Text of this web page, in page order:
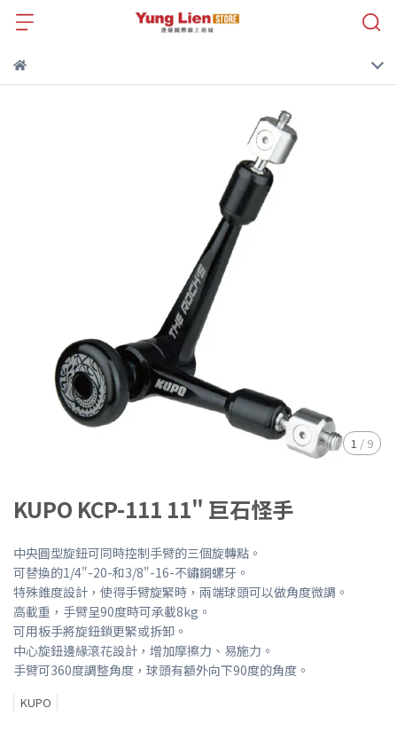
1 / 9
KUPO KCP-111 11" 巨石怪手
中央圓型旋鈕可同時控制手臂的三個旋轉點。
可替換的1/4"-20-和3/8"-16-不鏽鋼螺牙。
特殊錐度設計，使得手臂旋緊時，兩端球頭可以做角度微調。
高載重，手臂呈90度時可承載8kg。
可用板手將旋鈕鎖更緊或拆卸。
中心旋鈕邊緣滾花設計，增加摩擦力、易施力。
手臂可360度調整角度，球頭有額外向下90度的角度。
KUPO